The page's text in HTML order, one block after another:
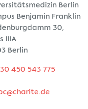
Berlin
Benjamin Franklin
30,
IIIA
Berlin
450 543 775